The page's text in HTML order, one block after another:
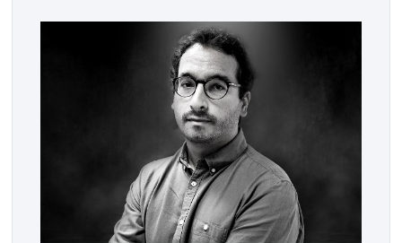
والعيون والدار البيضاء وبني ملال وابن جرير وطنجة وأصيلة،
وذلك في إطار دينامية داخلية تهدف لضخ دماء جديدة
والاستعانة بكفاءات أمنية شابة ومتمرسة، […]